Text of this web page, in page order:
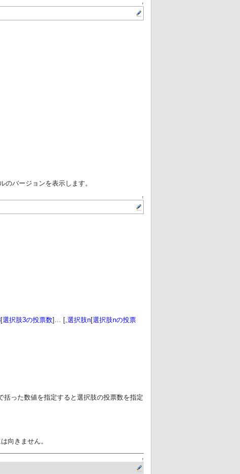
↑
バージョンを表示します。
↑
[選択肢3の投票数]… [,選択肢n[選択肢nの投票
った数値を指定すると選択肢の投票数を指定
向きません。
↑